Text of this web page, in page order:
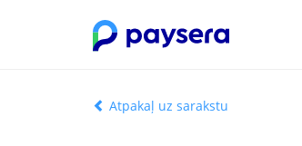
Atpakaļ uz sarakstu